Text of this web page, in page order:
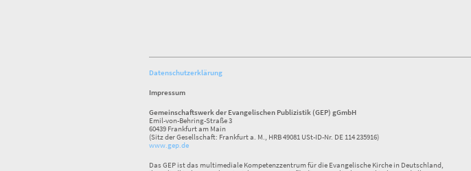
Datenschutzerklärung
Impressum
Gemeinschaftswerk der Evangelischen Publizistik (GEP) gGmbH
Emil-von-Behring-Straße 3
60439 Frankfurt am Main
(Sitz der Gesellschaft: Frankfurt a. M., HRB 49081 USt-ID-Nr. DE 114 235916)
www.gep.de
Das GEP ist das multimediale Kompetenzzentrum für die Evangelische Kirche in Deutschland,